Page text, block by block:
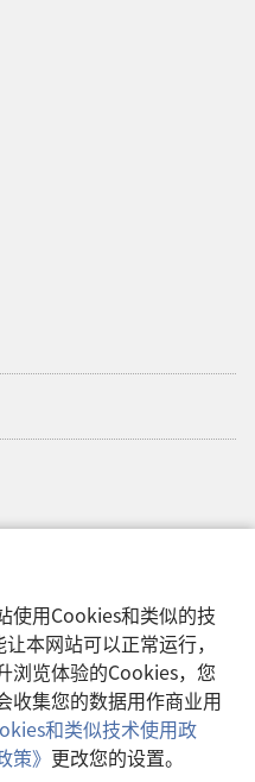
使用Cookies和类似的技
本网站可以正常运行，
浏览体验的Cookies，您
收集您的数据用作商业用
和类似技术使用政
策》 更改您的设置。
Tract Society of Pennsylvania.
策| 隐私设置